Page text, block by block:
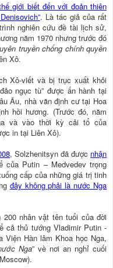
giới biết đến với đoản thiên
. Là tác giả của rất
nghiên cứu đề tài lịch sử,
năm 1970 nhưng trước đó
truyền chống chính quyền
Xô.
Xô-viết và bị trục xuất khỏi
ngục tù” được ấn hành tại
Âu, nhà văn định cư tại Hoa
hồi hương. (Trước đó, năm
và vào thời kỳ cải tổ của
in tại Liên Xô).
, Solzhenitsyn đã được nhận
Putin – Medvedev trọng
cấp của những giá trị tinh
đây không phải là nước Nga
nhân vật tên tuổi của đời
cả thủ tướng Vladimir Putin -
Viện Hàn lâm Khoa học Nga,
Nga” về nơi an nghỉ cuối